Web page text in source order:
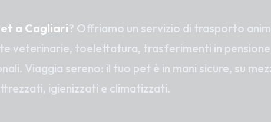
a Cagliari? Offriamo un servizio di trasporto
veterinarie, toelettatura, trasferimenti in
Viaggia sereno: il tuo pet è in mani sicure, su
igienizzati e climatizzati.